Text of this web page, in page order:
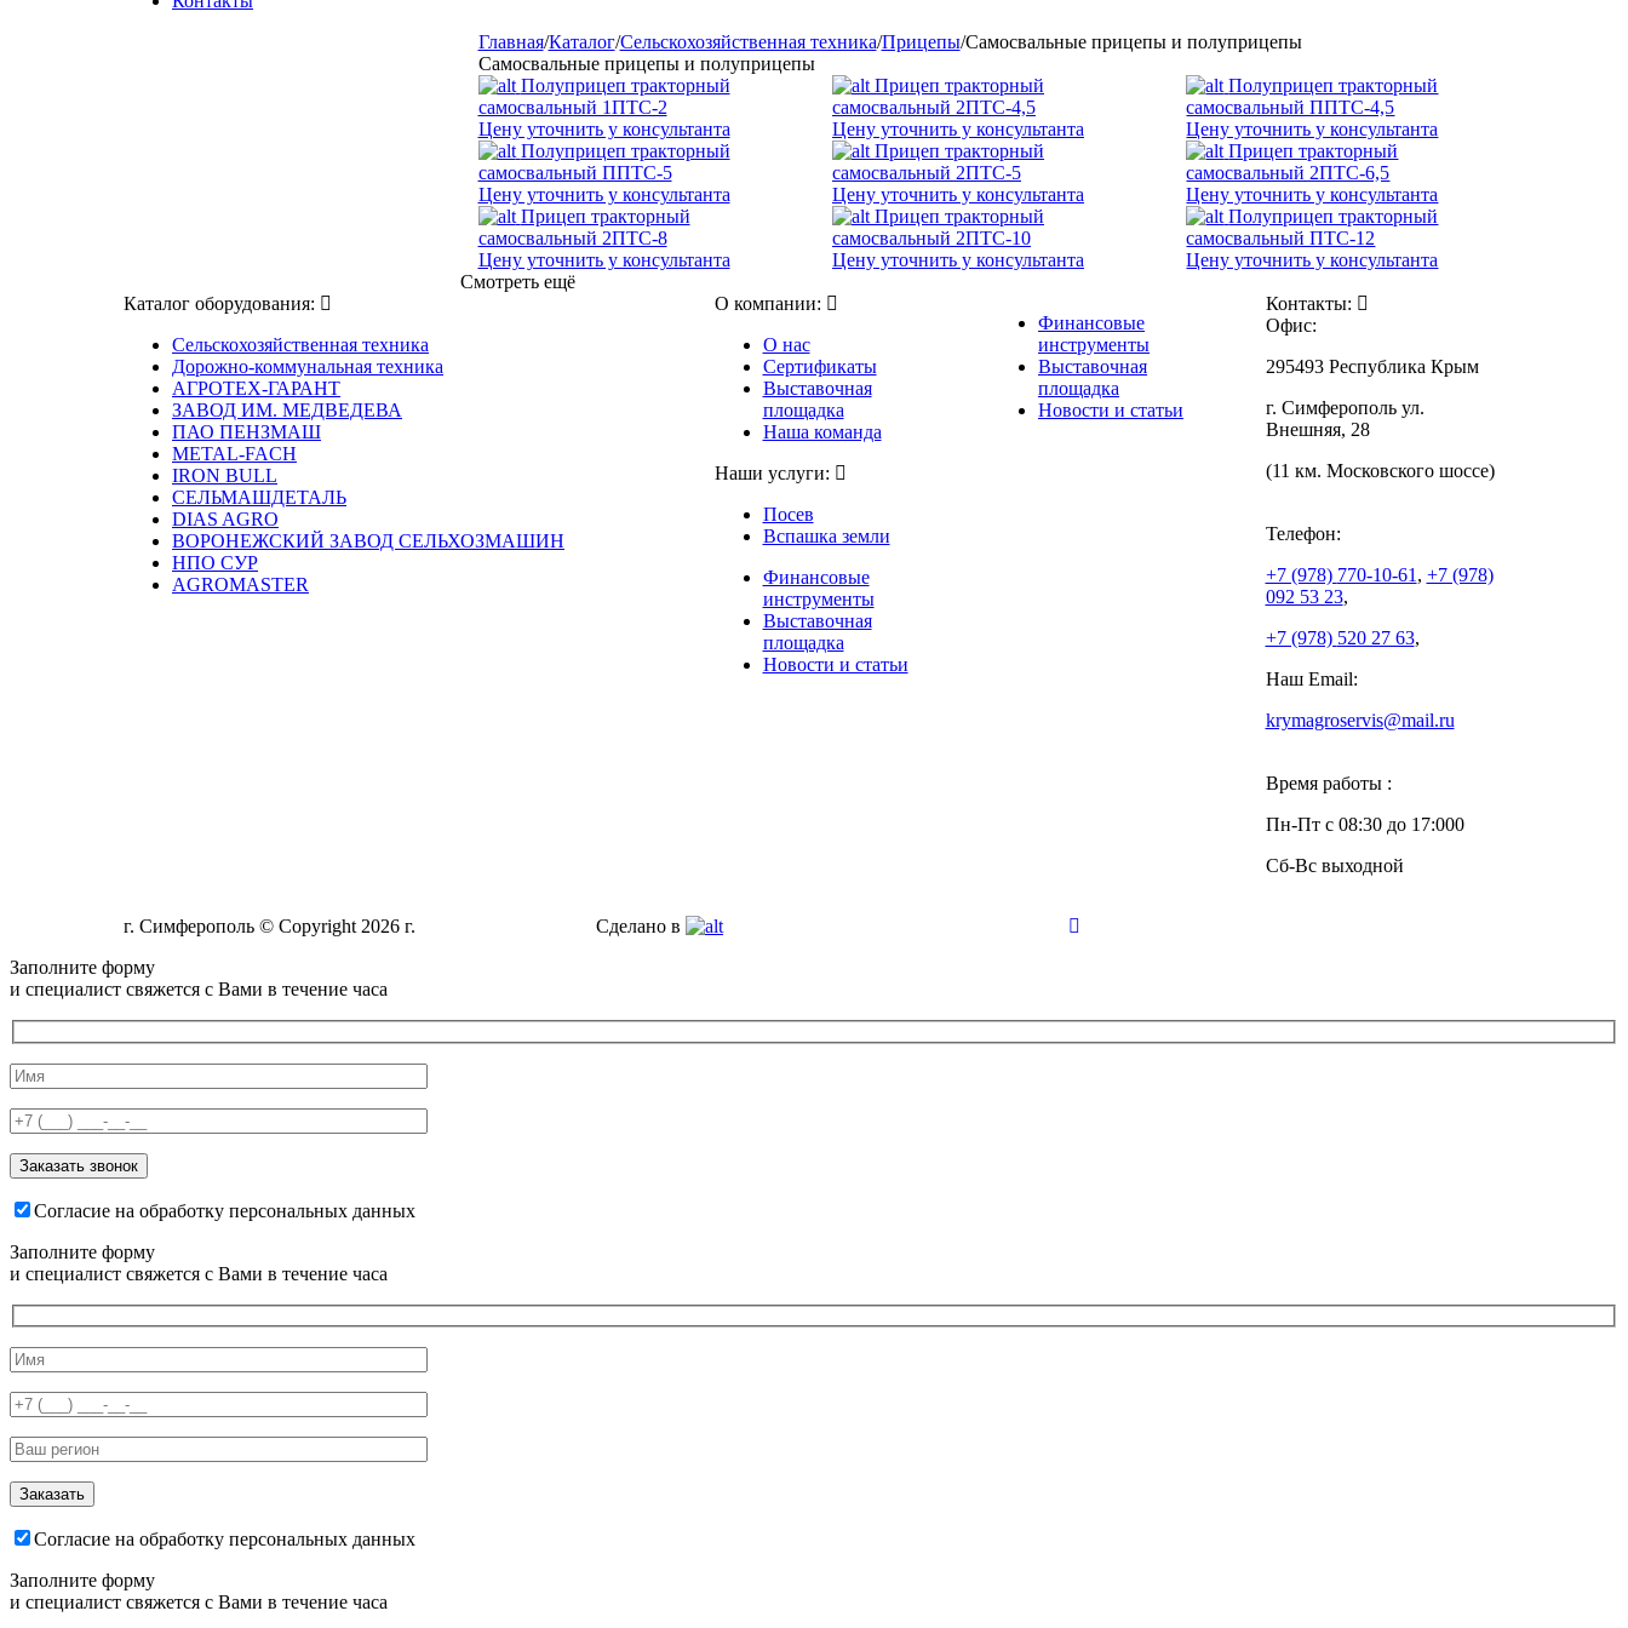
Главная/Каталог/Сельскохозяйственная техника/Прицепы/Самосвальные прицепы и полуприцепы
Самосвальные прицепы и полуприцепы
Полуприцеп тракторный
самосвальный 1ПТС-2
Цену уточнить у консультанта
Прицеп тракторный
самосвальный 2ПТС-4,5
Цену уточнить у консультанта
Полуприцеп тракторный
самосвальный ППТС-4,5
Цену уточнить у консультанта
Полуприцеп тракторный
самосвальный ППТС-5
Цену уточнить у консультанта
Прицеп тракторный
самосвальный 2ПТС-5
Цену уточнить у консультанта
Прицеп тракторный
самосвальный 2ПТС-6,5
Цену уточнить у консультанта
Прицеп тракторный
самосвальный 2ПТС-8
Цену уточнить у консультанта
Прицеп тракторный
самосвальный 2ПТС-10
Цену уточнить у консультанта
Полуприцеп тракторный
самосвальный ПТС-12
Цену уточнить у консультанта
Смотреть ещё
Каталог оборудования:
Сельскохозяйственная техника
Дорожно-коммунальная техника
АГРОТЕХ-ГАРАНТ
ЗАВОД ИМ. МЕДВЕДЕВА
ПАО ПЕНЗМАШ
METAL-FACH
IRON BULL
СЕЛЬМАШДЕТАЛЬ
DIAS AGRO
ВОРОНЕЖСКИЙ ЗАВОД СЕЛЬХОЗМАШИН
НПО СУР
AGROMASTER
О компании:
О нас
Сертификаты
Выставочная
площадка
Наша команда
Наши услуги:
Посев
Вспашка земли
Финансовые
инструменты
Выставочная
площадка
Новости и статьи
Финансовые
инструменты
Выставочная
площадка
Новости и статьи
Контакты:
Офис:
295493 Республика Крым
г. Симферополь ул.
Внешняя, 28
(11 км. Московского шоссе)
Телефон:
+7 (978) 770-10-61 , +7 (978)
092 53 23,
+7 (978) 520 27 63,
Наш Email:
krymagroservis@mail.ru
Время работы :
Пн-Пт с 08:30 до 17:000
Сб-Вс выходной
г. Симферополь © Copyright 2026 г.
Сделано в
Заполните форму
и специалист свяжется с Вами в течение часа
Согласие на обработку персональных данных
Заполните форму
и специалист свяжется с Вами в течение часа
Согласие на обработку персональных данных
Заполните форму
и специалист свяжется с Вами в течение часа